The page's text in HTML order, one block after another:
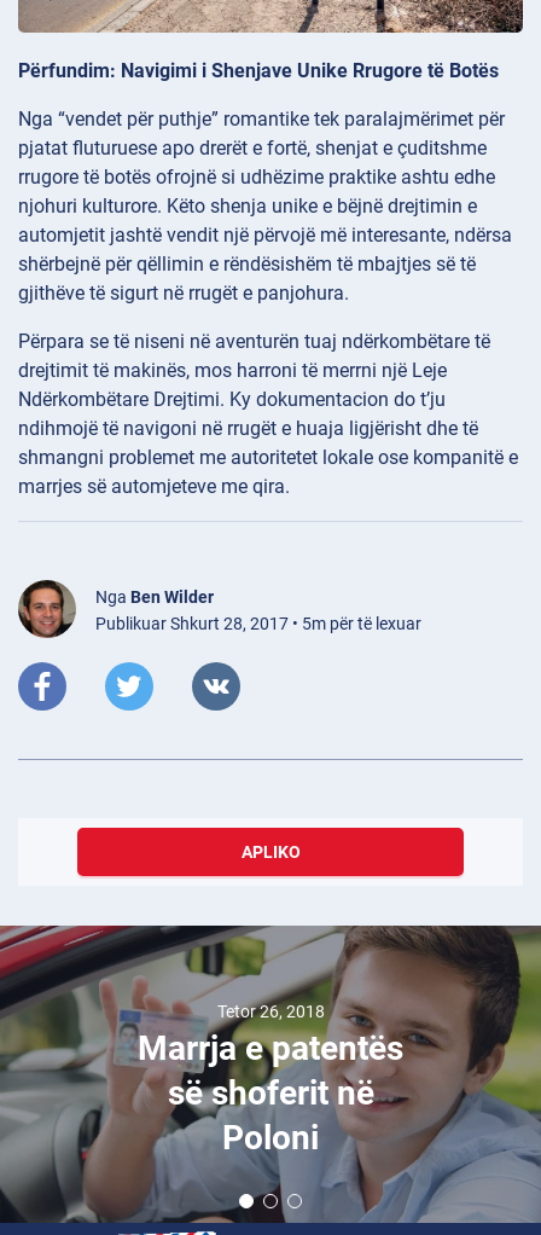
Përfundim: Navigimi i Shenjave Unike Rrugore të Botës
Nga “vendet për puthje” romantike tek paralajmërimet për
pjatat fluturuese apo drerët e fortë, shenjat e çuditshme
rrugore të botës ofrojnë si udhëzime praktike ashtu edhe
njohuri kulturore. Këto shenja unike e bëjnë drejtimin e
automjetit jashtë vendit një përvojë më interesante, ndërsa
shërbejnë për qëllimin e rëndësishëm të mbajtjes së të
gjithëve të sigurt në rrugët e panjohura.
Përpara se të niseni në aventurën tuaj ndërkombëtare të
drejtimit të makinës, mos harroni të merrni një Leje
Ndërkombëtare Drejtimi. Ky dokumentacion do t’ju
ndihmojë të navigoni në rrugët e huaja ligjërisht dhe të
shmangni problemet me autoritetet lokale ose kompanitë e
marrjes së automjeteve me qira.
Nga Ben Wilder
Publikuar Shkurt 28, 2017 • 5m për të lexuar
APLIKO
Tetor 26, 2018
Marrja e patentës
së shoferit në
Poloni